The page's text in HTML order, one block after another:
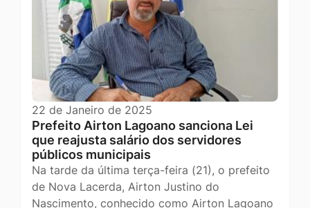
22 de Janeiro de 2025
Prefeito Airton Lagoano sanciona Lei
que reajusta salário dos servidores
públicos municipais
Na tarde da última terça-feira (21), o prefeito
de Nova Lacerda, Airton Justino do
Nascimento, conhecido como Airton Lagoano